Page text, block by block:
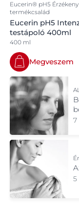
Eucerin® pH5
termékcsalád
Eucerin pH5
testápoló 400ml
400 ml
Megveszem
7
5